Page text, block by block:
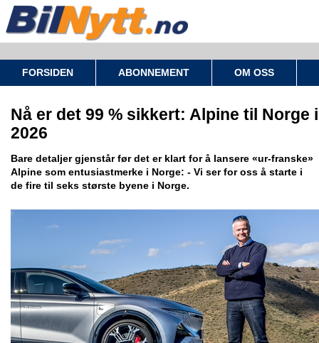
FORSIDEN ABONNEMENT OM OSS
Nå er det 99 % sikkert: Alpine til Norge i
2026
Bare detaljer gjenstår før det er klart for å lansere «ur-franske»
Alpine som entusiastmerke i Norge: - Vi ser for oss å starte i
de fire til seks største byene i Norge.